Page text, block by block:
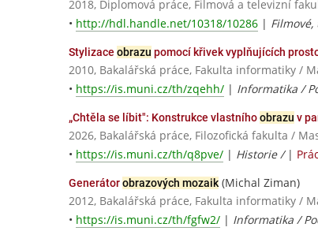
2018, Diplomová práce, Filmová a televizní
• http://hdl.handle.net/10318/10286 |
Stylizace obrazu pomocí křivek vyplňujících
2010, Bakalářská práce, Fakulta informatiky /
• https://is.muni.cz/th/zqehh/ | Informatika /
„Chtěla se líbit": Konstrukce vlastníhoobrazu v
2026, Bakalářská práce, Filozofická fakulta /
• https://is.muni.cz/th/q8pve/ | Historie / |
Generátorobrazových mozaik(Michal Ziman)
2012, Bakalářská práce, Fakulta informatiky /
• https://is.muni.cz/th/fgfw2/ | Informatika /